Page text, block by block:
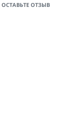
ОСТАВЬТЕ ОТЗЫВ